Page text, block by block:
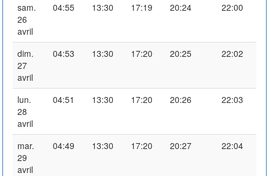
sam.
26
avril
04:55 13:30 17:19 20:24 22:00
dim.
27
avril
04:53 13:30 17:20 20:25 22:02
lun.
28
avril
04:51 13:30 17:20 20:26 22:03
mar.
29
avril
04:49 13:30 17:20 20:27 22:04